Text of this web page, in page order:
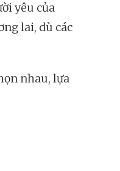
yêu của
lai, dù các
nhau, lựa